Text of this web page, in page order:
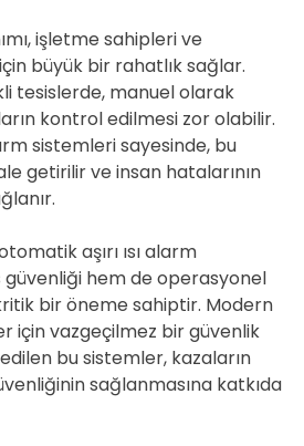
işletme sahipleri ve
büyük bir rahatlık sağlar.
tesislerde, manuel olarak
kontrol edilmesi zor olabilir.
sistemleri sayesinde, bu
getirilir ve insan hatalarının
aşırı ısı alarm
hem de operasyonel
bir öneme sahiptir. Modern
için vazgeçilmez bir güvenlik
bu sistemler, kazaların
sağlanmasına katkıda